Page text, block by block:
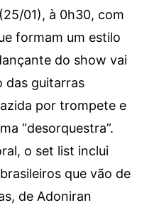
01), à 0h30, com
formam um estilo
do show vai
das guitarras
por trompete e
“desorquestra”.
o set list inclui
que vão de
de Adoniran